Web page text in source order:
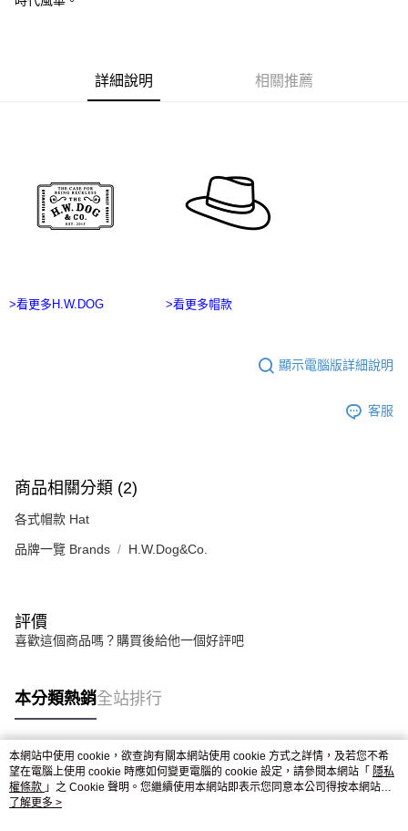
結帳頁面，進行簡訊認證並確認金額後，即可完成結帳。
※ 請注意：結帳手續完成當下不需立刻繳費，但若您需要取消訂單，請聯絡
【注意事項】
１．透過由恩沛科技股份有限公司提供之「AFTEE先享後付」服務完成之交
易，需依本服務之必要範圍內提供個人資料，並將交易相關給付款項請求債
「AFTEE先享後付」，若未經同意申辦者引起之損失，本公司不負相關責
時審查核予不同之上限額度；若仍有額度不足之情形，本公司將視審查結果
恩沛科技股份有限公司將有權停止該用戶之使用額度並採取法律行動。
7-11付款取貨
每筆NT$100，滿NT$2,500(含以上)免運費
海外宅配
詳細說明 相關推薦
>看更多H.W.DOG >看更多帽款
顯示電腦版詳細說明
客服
商品相關分類 (2)
各式帽款 Hat
品牌一覽 Brands H.W.Dog&Co.
評價
喜歡這個商品嗎？購買後給他一個好評吧
本分類熱銷全站排行
熱門標籤
本網站中使用 cookie，欲查詢有關本網站使用 cookie 方式之詳情，及若您不希
望在電腦上使用 cookie 時應如何變更電腦的 cookie 設定，請參閱本網站「 隱私
權條款 」之 Cookie 聲明。您繼續使用本網站即表示您同意本公司得按本網站使
用條款之 Cookie 聲明使用 cookie。
了解更多 >